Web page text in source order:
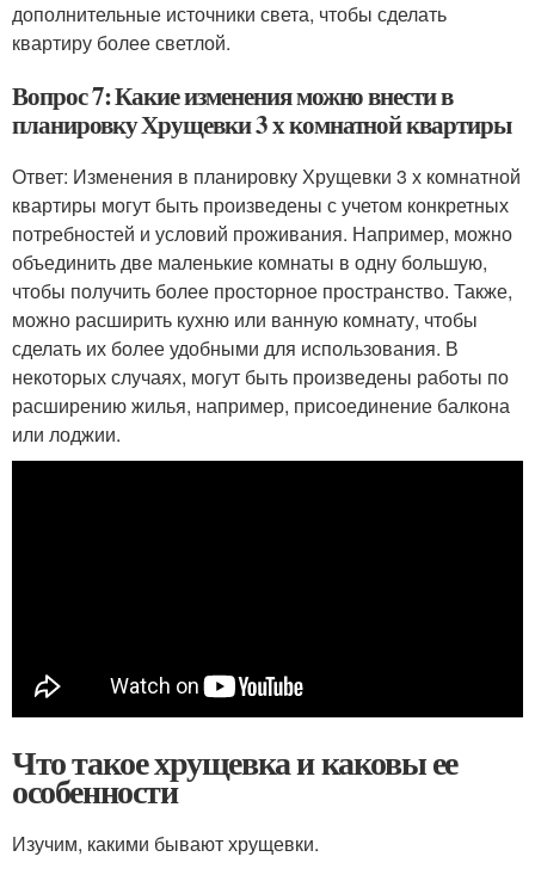
дополнительные источники света, чтобы сделать
квартиру более светлой.
Вопрос 7: Какие изменения можно внести в
планировку Хрущевки 3 х комнатной квартиры
Ответ: Изменения в планировку Хрущевки 3 х комнатной
квартиры могут быть произведены с учетом конкретных
потребностей и условий проживания. Например, можно
объединить две маленькие комнаты в одну большую,
чтобы получить более просторное пространство. Также,
можно расширить кухню или ванную комнату, чтобы
сделать их более удобными для использования. В
некоторых случаях, могут быть произведены работы по
расширению жилья, например, присоединение балкона
или лоджии.
Что такое хрущевка и каковы ее
особенности
Изучим, какими бывают хрущевки.